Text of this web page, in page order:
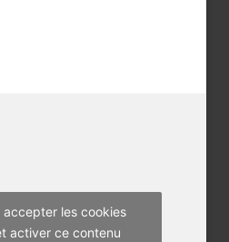
m
accepter les cookies
activer ce contenu